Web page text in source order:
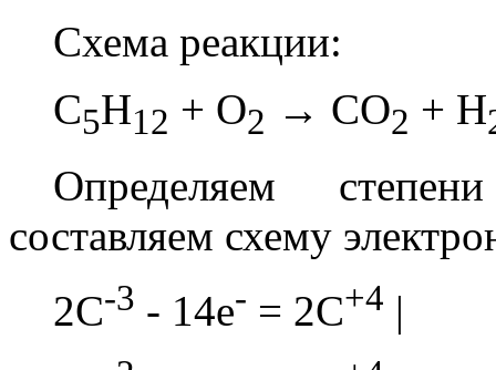
Схема реакции:
C5H12 + O2 → CO2 + H
Определяем
составляем схему
2C-3 - 14e- = 2C+4 |